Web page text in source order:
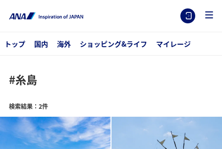
トップ 国内 海外 ショッピング&ライフ マイレージ
#糸島
検索結果：2件